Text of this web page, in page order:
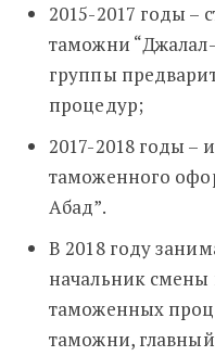
2015-2017 годы –
таможни
группы
процедур;
2017-2018 годы –
таможенного
Абад”.
В 2018 году
начальник
таможенных
таможни,